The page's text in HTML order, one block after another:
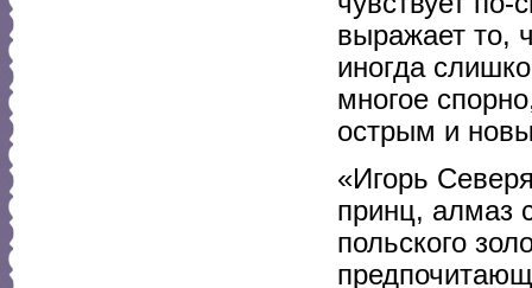
выражает то,
иногда
многое
острым и
«Игорь
принц, алмаз
польского